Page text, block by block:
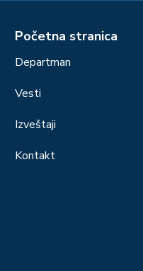
Početna stranica
Departman
Vesti
Izveštaji
Kontakt